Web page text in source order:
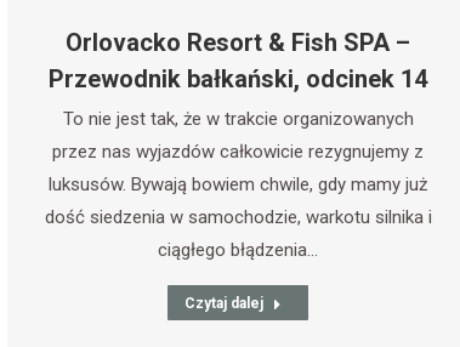
Orlovacko Resort & Fish SPA –
Przewodnik bałkański, odcinek 14
To nie jest tak, że w trakcie organizowanych
przez nas wyjazdów całkowicie rezygnujemy z
luksusów. Bywają bowiem chwile, gdy mamy już
dość siedzenia w samochodzie, warkotu silnika i
ciągłego błądzenia…
Czytaj dalej